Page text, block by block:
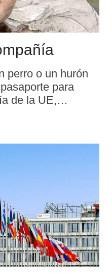
perro o un hurón
para
de la UE,
llevar un
claramente legible
de 2011.
vacunados
pertinentes
del
debe ser posterior
o la